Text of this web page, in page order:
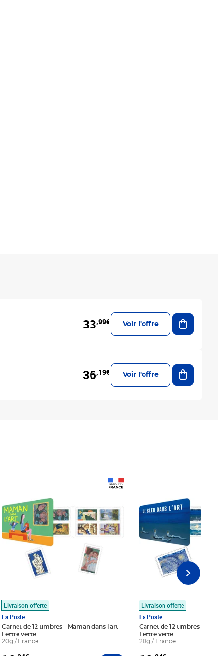
33,99€ Voir l'offre
Ajouter
36,19€ Voir l'offre
Ajouter
Livraison offerte
La Poste
Carnet de 12 timbres - Maman dans l'art -
Lettre verte
20g / France
Livraison offerte
La Poste
Carnet de 12 timbres - Le
Lettre verte
20g / France